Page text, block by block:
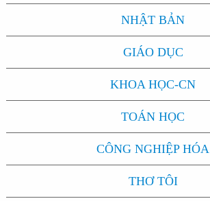
NHẬT BẢN
GIÁO DỤC
KHOA HỌC-CN
TOÁN HỌC
CÔNG NGHIỆP HÓA
THƠ TÔI